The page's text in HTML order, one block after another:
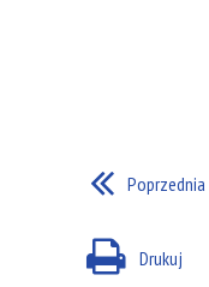
Poprzednia
Drukuj